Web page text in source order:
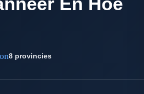
8 provincies